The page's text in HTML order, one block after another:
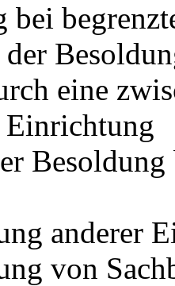
bei
eine
Einrichtung
anderer
von